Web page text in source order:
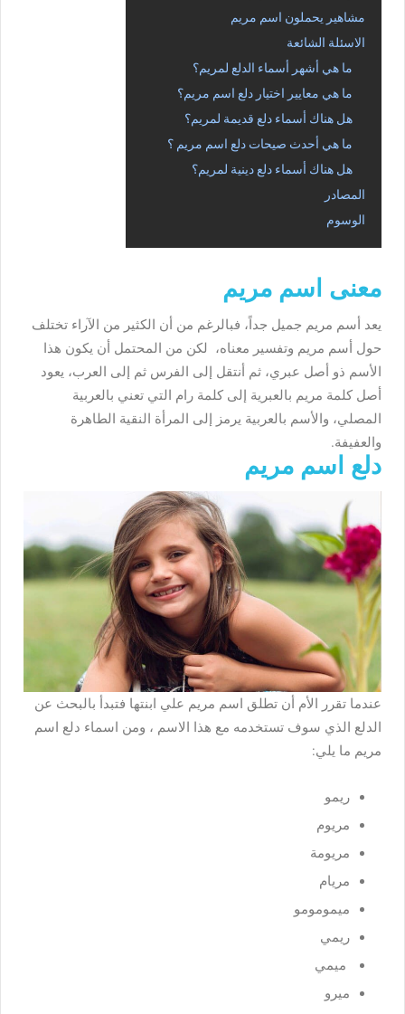
مشاهير يحملون اسم مريم
الاسئلة الشائعة
ما هي أشهر أسماء الدلع لمريم؟
ما هي معايير اختيار دلع اسم مريم؟
هل هناك أسماء دلع قديمة لمريم؟
ما هي أحدث صيحات دلع اسم مريم ؟
هل هناك أسماء دلع دينية لمريم؟
المصادر
الوسوم
معنى اسم مريم
يعد أسم مريم جميل جداً، فبالرغم من أن الكثير من الآراء تختلف
حول أسم مريم وتفسير معناه، لكن من المحتمل أن يكون هذا
الأسم ذو أصل عبري، ثم أنتقل إلى الفرس ثم إلى العرب، يعود
أصل كلمة مريم بالعبرية إلى كلمة رام التي تعني بالعربية
المصلي، والأسم بالعربية يرمز إلى المرأة النقية الطاهرة
والعفيفة.
دلع اسم مريم
عندما تقرر الأم أن تطلق اسم مريم علي ابنتها فتبدأ بالبحث عن
الدلع الذي سوف تستخدمه مع هذا الاسم ، ومن اسماء دلع اسم
مريم ما يلي:
ريمو
مريوم
مريومة
مريام
ميمومومو
ريمي
ميمي
ميرو